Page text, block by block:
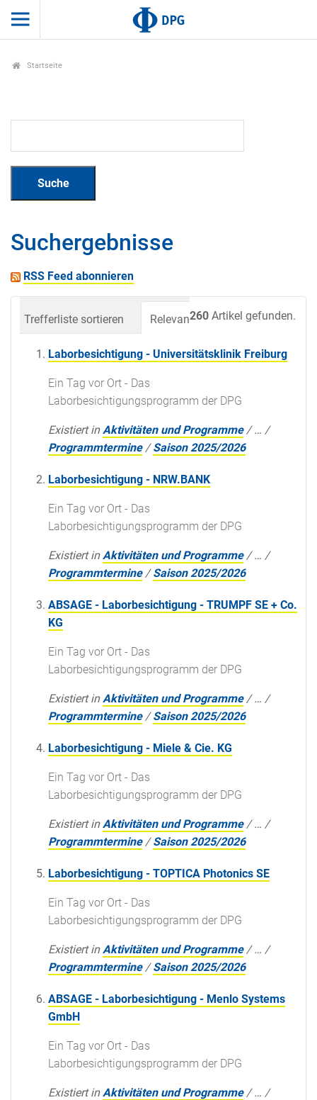
Startseite
Suchergebnisse
RSS Feed abonnieren
260 Artikel gefunden.
Trefferliste sortieren Relevanz Datum
Laborbesichtigung - Universitätsklinik Freiburg
Ein Tag vor Ort - Das
Laborbesichtigungsprogramm der DPG
Existiert in Aktivitäten und Programme /… /
Programmtermine /Saison 2025/2026
Laborbesichtigung - NRW.BANK
Ein Tag vor Ort - Das
Laborbesichtigungsprogramm der DPG
Existiert in Aktivitäten und Programme /… /
Programmtermine /Saison 2025/2026
ABSAGE - Laborbesichtigung - TRUMPF SE + Co.
KG
Ein Tag vor Ort - Das
Laborbesichtigungsprogramm der DPG
Existiert in Aktivitäten und Programme /… /
Programmtermine /Saison 2025/2026
Laborbesichtigung - Miele & Cie. KG
Ein Tag vor Ort - Das
Laborbesichtigungsprogramm der DPG
Existiert in Aktivitäten und Programme /… /
Programmtermine /Saison 2025/2026
Laborbesichtigung - TOPTICA Photonics SE
Ein Tag vor Ort - Das
Laborbesichtigungsprogramm der DPG
Existiert in Aktivitäten und Programme /… /
Programmtermine /Saison 2025/2026
ABSAGE - Laborbesichtigung - Menlo Systems
GmbH
Ein Tag vor Ort - Das
Laborbesichtigungsprogramm der DPG
Existiert in Aktivitäten und Programme /… /